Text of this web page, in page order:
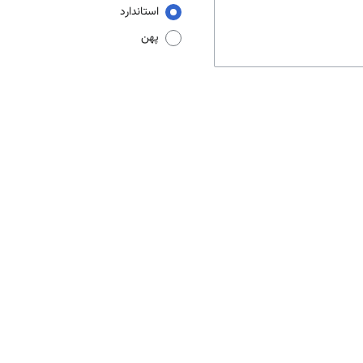
استاندارد
پهن